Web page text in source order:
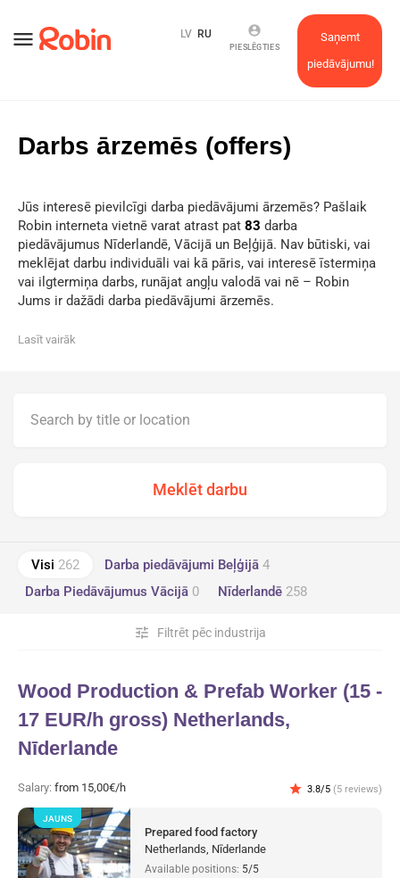
menu
Saņemt
piedāvājumu!
account_circle
PIESLĒGTIES
LV RU
Darbs ārzemēs (offers)
Jūs interesē pievilcīgi darba piedāvājumi ārzemēs? Pašlaik
Robin interneta vietnē varat atrast pat 83 darba
piedāvājumus Nīderlandē, Vācijā un Beļģijā. Nav būtiski, vai
meklējat darbu individuāli vai kā pāris, vai interesē īstermiņa
vai ilgtermiņa darbs, runājat angļu valodā vai nē – Robin
Jums ir dažādi darba piedāvājumi ārzemēs.
Lasīt vairāk
Visi 262 Darba piedāvājumi Beļģijā 4
Darba Piedāvājumus Vācijā 0 Nīderlandē 258
Filtrēt pēc industrija
tune
Wood Production & Prefab Worker (15 -
17 EUR/h gross) Netherlands,
Nīderlande
Salary: from 15,00€/h star 3.8/5 (5 reviews)
Prepared food factory
Netherlands, Nīderlande
Available positions: 5/5
JAUNS